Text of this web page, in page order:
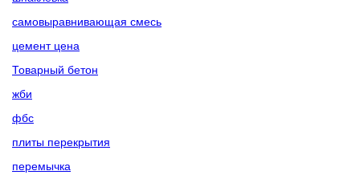
самовыравнивающая смесь
цемент цена
Товарный бетон
жби
фбс
плиты перекрытия
перемычка